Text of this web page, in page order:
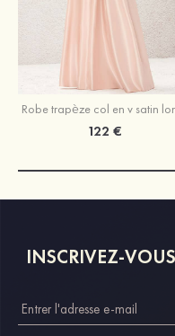
122 €
INSCRIVEZ-